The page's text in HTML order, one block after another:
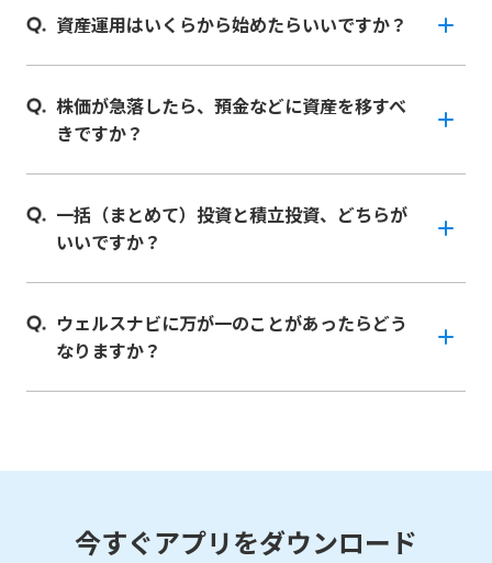
資産運用はいくらから始めたらいいですか？
株価が急落したら、預金などに資産を移すべ
きですか？
一括（まとめて）投資と積立投資、どちらが
いいですか？
ウェルスナビに万が一のことがあったらどう
なりますか？
今すぐアプリをダウンロード